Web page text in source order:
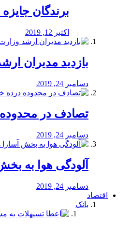
برندگان جایزه
اکتبر 12, 2019
بازدید مدیران
دسامبر 24, 2019
تصادف در محدوده
دسامبر 24, 2019
آلودگی هوا به
دسامبر 24, 2019
اقتصاد
بانک